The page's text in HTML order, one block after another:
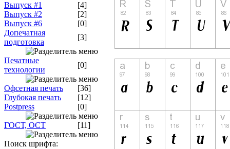
Выпуск #1
[4]
Выпуск #2
[2]
Выпуск #6
[0]
Допечатная
подготовка
[3]
Печатные
технологии
[0]
Офсетная печать
[36]
Глубокая печать
[12]
Postpress
[0]
ГОСТ, ОСТ [11]
Поиск шрифта: